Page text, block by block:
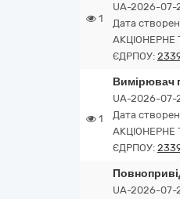
1
UA-2026-07-
Дата
АКЦІОНЕРНЕ
ЄДРПОУ:
1
Вимірювач
UA-2026-07-
Дата
АКЦІОНЕРНЕ
ЄДРПОУ:
UA-2026-07-